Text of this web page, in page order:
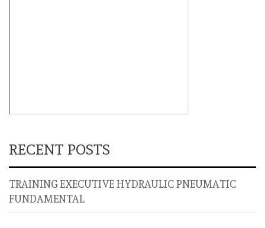
RECENT POSTS
TRAINING EXECUTIVE HYDRAULIC PNEUMATIC
FUNDAMENTAL